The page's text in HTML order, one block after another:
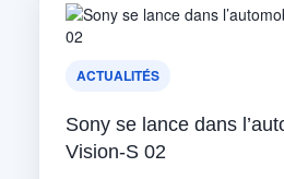
ACTUALITÉS
Sony se lance dans
Vision-S 02